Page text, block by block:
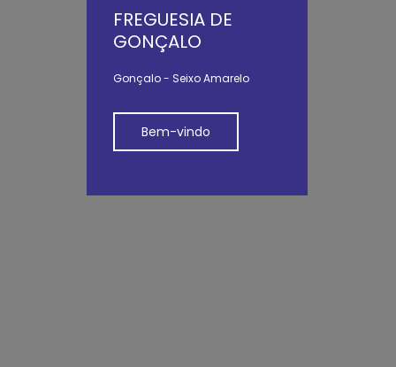
FREGUESIA DE
GONÇALO
Gonçalo - Seixo Amarelo
Bem-vindo